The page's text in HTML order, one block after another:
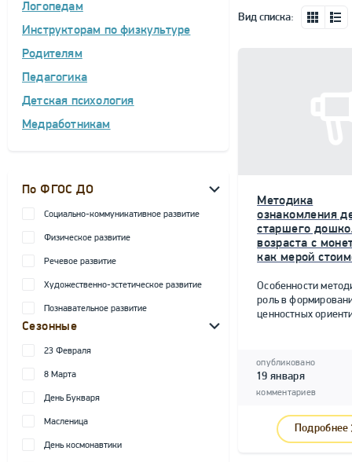
Логопедам
Инструкторам по физкультуре
Родителям
Педагогика
Детская психология
Медработникам
По ФГОС ДО
Социально-коммуникативное развитие
Физическое развитие
Речевое развитие
Художественно-эстетическое развитие
Познавательное развитие
Сезонные
23 Февраля
8 Марта
День Букваря
Масленица
День космонавтики
Вид списка:
Методика
ознакомления
старшего
возраста с
как мерой
Особенности
роль в
ценностных
опубликовано
19 января
комментариев
Подробнее